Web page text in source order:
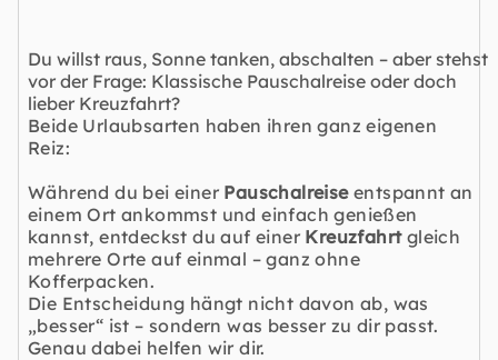
Du willst raus, Sonne tanken, abschalten – aber stehst
vor der Frage: Klassische Pauschalreise oder doch
lieber Kreuzfahrt?
Beide Urlaubsarten haben ihren ganz eigenen
Reiz:
Während du bei einer Pauschalreiseentspannt an
einem Ort ankommst und einfach genießen
kannst, entdeckst du auf einer Kreuzfahrt gleich
mehrere Orte auf einmal – ganz ohne
Kofferpacken.
Die Entscheidung hängt nicht davon ab, was
„besser“ ist – sondern was besser zu dir passt.
Genau dabei helfen wir dir.